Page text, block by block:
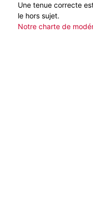
Une tenue correcte
le hors sujet.
Notre charte de